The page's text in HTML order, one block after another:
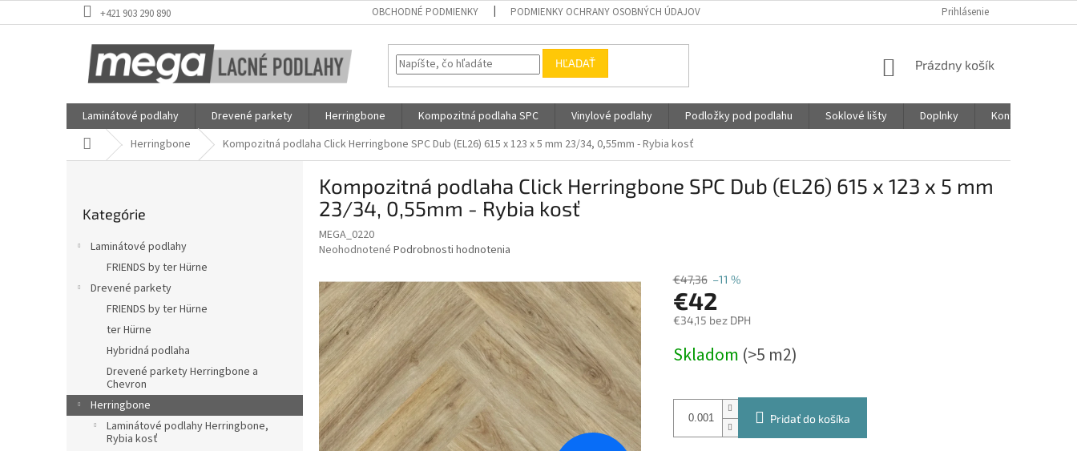
na
+421 903 290 890 OBCHODNÉ PODMIENKY PODMIENKY OCHRANY OSOBNÝCH ÚDAJOV Prihlásenie
HĽADAŤ
NÁKUPNÝ
Prázdny košík
Laminátové podlahy Drevené parkety Herringbone Kompozitná podlaha SPC Vinylové podlahy Podložky pod podlahu Soklové lišty Doplnky
Kontakty
DomovHerringbone Kompozitná podlaha Click Herringbone SPC Dub (EL26) 615 x 123 x 5 mm 23/34, 0,55mm - Rybia kosť
kategórie
Kategórie
Laminátové podlahy
FRIENDS by ter Hürne
Drevené parkety
FRIENDS by ter Hürne
ter Hürne
Hybridná podlaha
Drevené parkety Herringbone a
Chevron
Herringbone
Laminátové podlahy Herringbone,
Rybia kosť
Kompozitná podlaha Click Herringbone SPC Dub (EL26) 615 x 123 x 5 mm
23/34, 0,55mm - Rybia kosť
MEGA_0220
Priemerné
produktu
je
0,0
5
hviezdičiek.
Neohodnotené Podrobnosti hodnotenia
€47,36 –11 %
€42
€34,15 bez DPH
cena:
Skladom (>5 m2)
Pridať do košíka